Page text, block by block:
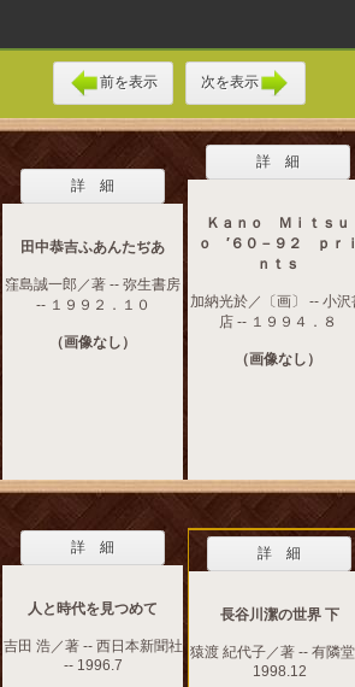
前を表示 次を表示
詳 細
田中恭吉ふあんたぢあ
窪島誠一郎／著 -- 弥生書房
-- １９９２．１０
（画像なし）
詳 細
Ｋａｎｏ Ｍｉｔｓｕ
ｏ ′６０－９２ ｐｒｉ
ｎｔｓ
加納光於／〔画〕 -- 小沢
店 -- １９９４．８
（画像なし）
詳 細
人と時代を見つめて
吉田 浩／著 -- 西日本新聞社
-- 1996.7
詳 細
長谷川潔の世界 下
猿渡 紀代子／著 -- 有隣
1998.12